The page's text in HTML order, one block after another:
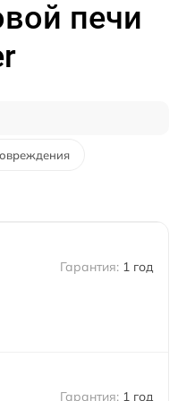
печи
1 год
1 год